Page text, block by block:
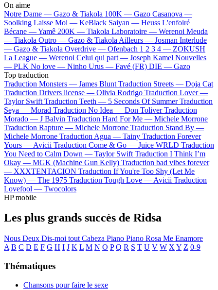
On aime
Notre Dame — Gazo & Tiakola 100K — Gazo Casanova —
Soolking Laisse Moi — KeBlack Saiyan — Heuss L'enfoiré
Bécane —Yamê 200K — Tiakola Laboratoire — Werenoi Meuda
— Tiakola Outro — Gazo & Tiakola Ailleurs — Josman Interlude
— Gazo & Tiakola Overdrive — Ofenbach 1 2 3 4 — ZOKUSH
La League — Werenoi Celui qui part — Joseph Kamel Nouvelles
— PLK No love — Ninho Urus — Favé (FR) DIE — Gazo
Top traduction
Traduction Monsters — James Blunt Traduction Streets — Doja Cat
Traduction Drivers license — Olivia Rodrigo Traduction Lover —
Taylor Swift Traduction Teeth — 5 Seconds Of Summer Traduction
Seya — Morad Traduction No Idea — Don Toliver Traduction
Morado — J Balvin Traduction Hard For Me — Michele Morrone
Traduction Rapture — Michele Morrone Traduction Stand By —
Michele Morrone Traduction Agua — Tainy Traduction Forever
Yours — Avicii Traduction Come & Go — Juice WRLD Traduction
You Need to Calm Down — Taylor Swift Traduction I Think I’m
Okay — MGK (Machine Gun Kelly) Traduction bad vibes forever
— XXXTENTACION Traduction If You're Too Shy (Let Me
Know) — The 1975 Traduction Tough Love — Avicii Traduction
Lovefool — Twocolors
HP mobile
Les plus grands succès de Ridsa
Nous Deux Dis-moi tout Cabeza Piano Piano Rosa Me Enamore
A B C D E F G H I J K L M N O P Q R S T U V W X Y Z 0-9
Thématiques
Chansons pour faire le sexe